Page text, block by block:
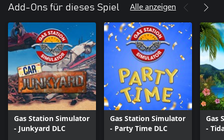
Add-Ons für dieses Spiel Alle anzeigen
Gas Station Simulator
- Junkyard DLC
Gas Station Simulator
- Party Time DLC
Gas
-